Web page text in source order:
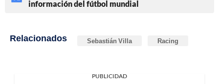
información del fútbol mundial
Relacionados Sebastián Villa Racing
PUBLICIDAD